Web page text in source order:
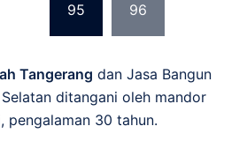
95 96
Tangerang dan Jasa Bangun
ditangani oleh mandor
pengalaman 30 tahun.